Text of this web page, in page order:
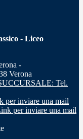
- Liceo
-
Verona
Tel.
per inviare una mail
per inviare una mail